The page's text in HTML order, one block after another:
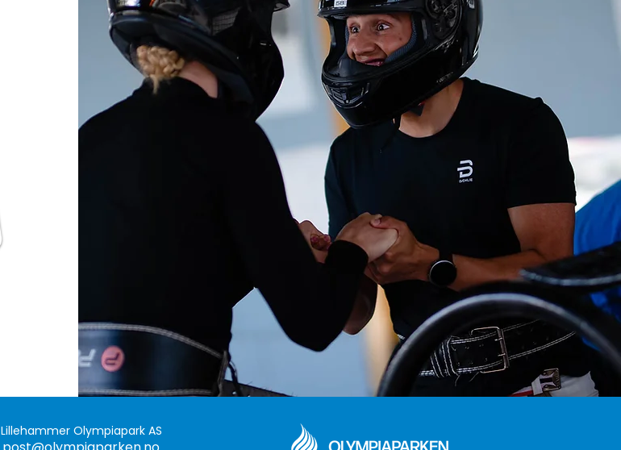
Lillehammer Olympiapark AS